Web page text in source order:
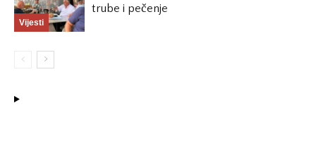
Vijesti
trube i pečenje